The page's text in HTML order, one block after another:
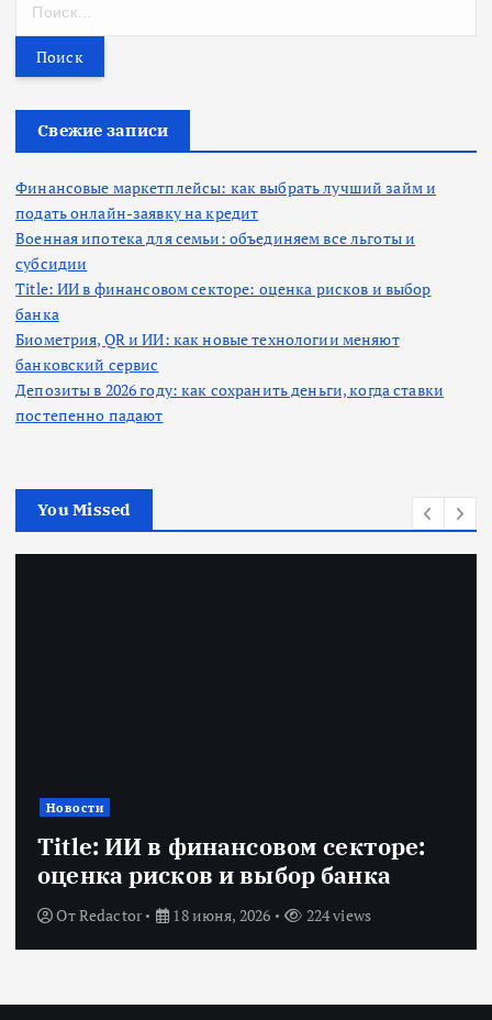
т
Свежие записи
Финансовые маркетплейсы: как выбрать лучший займ и
подать онлайн-заявку на кредит
Военная ипотека для семьи: объединяем все льготы и
субсидии
Title: ИИ в финансовом секторе: оценка рисков и выбор
банка
Биометрия, QR и ИИ: как новые технологии меняют
банковский сервис
Депозиты в 2026 году: как сохранить деньги, когда ставки
постепенно падают
You Missed
Новости
Title: ИИ в финансовом секторе:
оценка рисков и выбор банка
ОтRedactor 18 июня, 2026 224 views